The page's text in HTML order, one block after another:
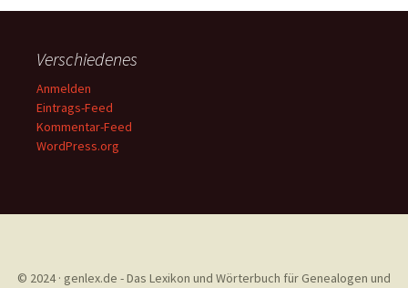
Verschiedenes
Anmelden
Eintrags-Feed
Kommentar-Feed
WordPress.org
© 2024 · genlex.de - Das Lexikon und Wörterbuch für Genealogen und